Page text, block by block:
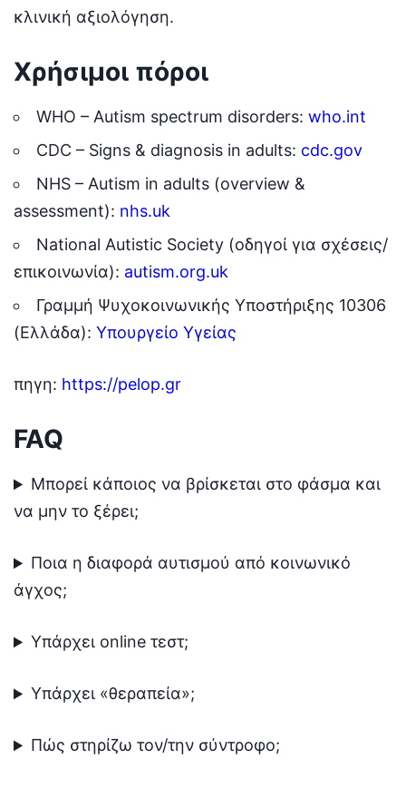
κλινική αξιολόγηση.
Χρήσιμοι πόροι
WHO – Autism spectrum disorders: who.int
CDC – Signs & diagnosis in adults: cdc.gov
NHS – Autism in adults (overview &
assessment): nhs.uk
National Autistic Society (οδηγοί για σχέσεις/
επικοινωνία): autism.org.uk
Γραμμή Ψυχοκοινωνικής Υποστήριξης 10306
(Ελλάδα): Υπουργείο Υγείας
πηγη: https://pelop.gr
FAQ
Μπορεί κάποιος να βρίσκεται στο φάσμα και
να μην το ξέρει;
Ποια η διαφορά αυτισμού από κοινωνικό
άγχος;
Υπάρχει online τεστ;
Υπάρχει «θεραπεία»;
Πώς στηρίζω τον/την σύντροφο;